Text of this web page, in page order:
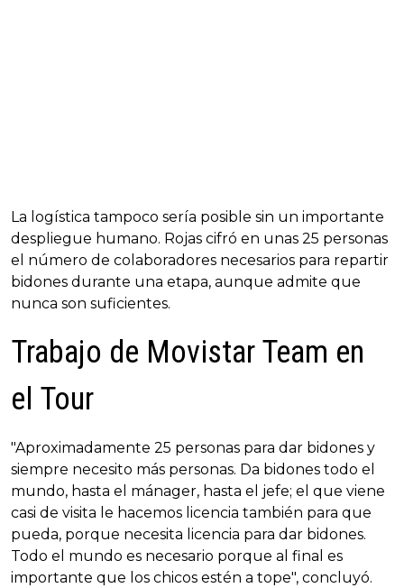
La logística tampoco sería posible sin un importante
despliegue humano. Rojas cifró en unas 25 personas
el número de colaboradores necesarios para repartir
bidones durante una etapa, aunque admite que
nunca son suficientes.
Trabajo de Movistar Team en
el Tour
"Aproximadamente 25 personas para dar bidones y
siempre necesito más personas. Da bidones todo el
mundo, hasta el mánager, hasta el jefe; el que viene
casi de visita le hacemos licencia también para que
pueda, porque necesita licencia para dar bidones.
Todo el mundo es necesario porque al final es
importante que los chicos estén a tope", concluyó.